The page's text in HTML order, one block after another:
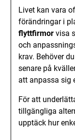
Livet kan vara
förändringar i
flyttfirmor visa
och
krav. Behöver
senare på
att anpassa sig
För att
tillgängliga
upptäck hur